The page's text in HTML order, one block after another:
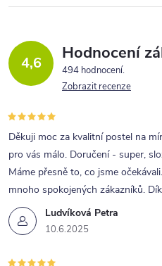
4,6 Hodnocení
494 hodnocení
Zobrazit recenze
Ludvíková Petra
10.6.2025
Děkuji moc za kvalitní postel na
pro vás málo. Doručení - super,
Máme přesně to, co jsme
mnoho spokojených zákazníků.